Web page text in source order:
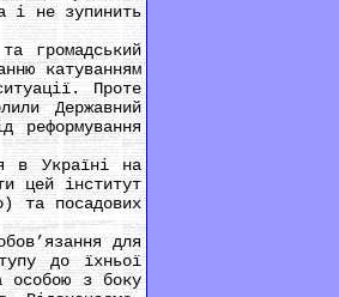
і не зупинить
громадський
катуванням
Проте
Державний
реформування
в Україні на
цей інститут
та посадових
для
до їхньої
особою з боку